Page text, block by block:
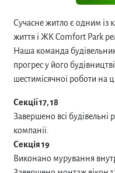
Сучасне житло є одним із
життя і ЖК Comfort Park
Наша команда
прогрес у його
шестимісячної роботи на
Секції 17, 18
Завершено всі будівельні
компанії.
Секція 19
Виконано мурування